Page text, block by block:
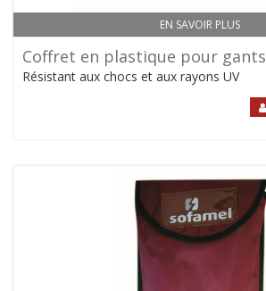
EN SAVOIR PLUS
Coffret en plastique pour gants
Résistant aux chocs et aux rayons UV